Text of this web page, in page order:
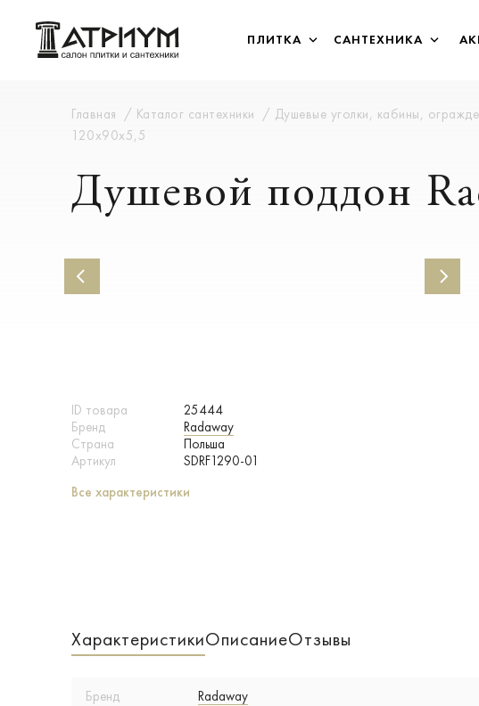
ПЛИТКА САНТЕХНИКА
Главная Каталог сантехники Душевые уголки, кабины,
120x90x5,5
Душевой поддон
ID товара
25444
Бренд
Radaway
Страна
Польша
Артикул
SDRF1290-01
Все характеристики
ХарактеристикиОписаниеОтзывы
Бренд Radaway